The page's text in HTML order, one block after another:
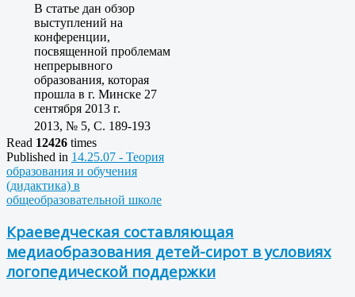
В статье дан обзор
выступлений на
конференции,
посвященной проблемам
непрерывного
образования, которая
прошла в г. Минске 27
сентября 2013 г.
2013, № 5, C. 189-193
Read 12426 times
Published in 14.25.07 - Теория
образования и обучения
(дидактика) в
общеобразовательной школе
Краеведческая составляющая
медиаобразования детей-сирот в условиях
логопедической поддержки